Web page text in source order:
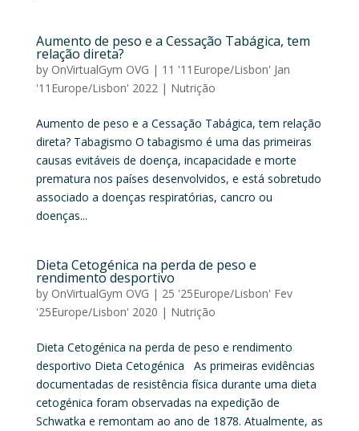
Aumento de peso e a Cessação Tabágica, tem
relação direta?
by OnVirtualGym OVG | 11 '11Europe/Lisbon' Jan
'11Europe/Lisbon' 2022| Nutrição
Aumento de peso e a Cessação Tabágica, tem relação
direta? Tabagismo O tabagismo é uma das primeiras
causas evitáveis de doença, incapacidade e morte
prematura nos países desenvolvidos, e está sobretudo
associado a doenças respiratórias, cancro ou
doenças...
Dieta Cetogénica na perda de peso e
rendimento desportivo
by OnVirtualGym OVG | 25 '25Europe/Lisbon' Fev
'25Europe/Lisbon' 2020 | Nutrição
Dieta Cetogénica na perda de peso e rendimento
desportivo Dieta Cetogénica As primeiras evidências
documentadas de resistência física durante uma dieta
cetogénica foram observadas na expedição de
Schwatka e remontam ao ano de 1878. Atualmente, as